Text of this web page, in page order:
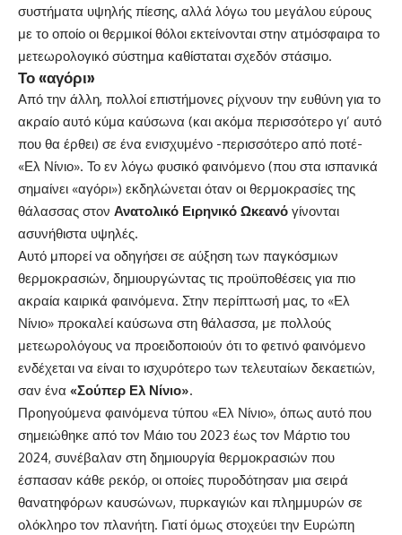
συστήματα υψηλής πίεσης, αλλά λόγω του μεγάλου εύρους
με το οποίο οι θερμικοί θόλοι εκτείνονται στην ατμόσφαιρα το
μετεωρολογικό σύστημα καθίσταται σχεδόν στάσιμο.
Το «αγόρι»
Από την άλλη, πολλοί επιστήμονες ρίχνουν την ευθύνη για το
ακραίο αυτό κύμα καύσωνα (και ακόμα περισσότερο γι’ αυτό
που θα έρθει) σε ένα ενισχυμένο -περισσότερο από ποτέ-
«Ελ Νίνιο». Το εν λόγω φυσικό φαινόμενο (που στα ισπανικά
σημαίνει «αγόρι») εκδηλώνεται όταν οι θερμοκρασίες της
θάλασσας στον Ανατολικό Ειρηνικό Ωκεανό γίνονται
ασυνήθιστα υψηλές.
Αυτό μπορεί να οδηγήσει σε αύξηση των παγκόσμιων
θερμοκρασιών, δημιουργώντας τις προϋποθέσεις για πιο
ακραία καιρικά φαινόμενα. Στην περίπτωσή μας, το «Ελ
Νίνιο» προκαλεί καύσωνα στη θάλασσα, με πολλούς
μετεωρολόγους να προειδοποιούν ότι το φετινό φαινόμενο
ενδέχεται να είναι το ισχυρότερο των τελευταίων δεκαετιών,
σαν ένα «Σούπερ Ελ Νίνιο».
Προηγούμενα φαινόμενα τύπου «Ελ Νίνιο», όπως αυτό που
σημειώθηκε από τον Μάιο του 2023 έως τον Μάρτιο του
2024, συνέβαλαν στη δημιουργία θερμοκρασιών που
έσπασαν κάθε ρεκόρ, οι οποίες πυροδότησαν μια σειρά
θανατηφόρων καυσώνων, πυρκαγιών και πλημμυρών σε
ολόκληρο τον πλανήτη. Γιατί όμως στοχεύει την Ευρώπη